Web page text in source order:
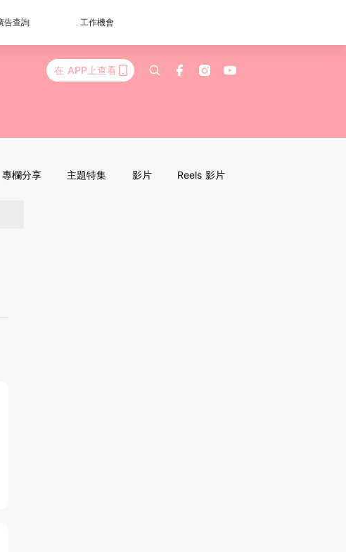
告查詢 工作機會
在 APP上查看
專欄分享 主題特集 影片 Reels 影片